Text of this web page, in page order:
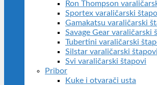
Ron Thompson
Sportex varaličarski
Gamakatsu varaličarski
Savage Gear varaličarski
Tubertini varaličarski
Silstar varaličarski štapovi
Svi varaličarski štapovi
Pribor
Kuke i otvarači usta